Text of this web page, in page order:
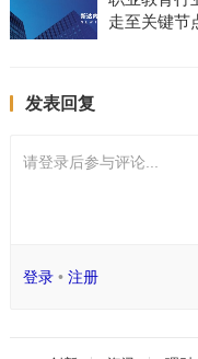
走至关键节
发表回复
请登录后参与评论...
登录• 注册